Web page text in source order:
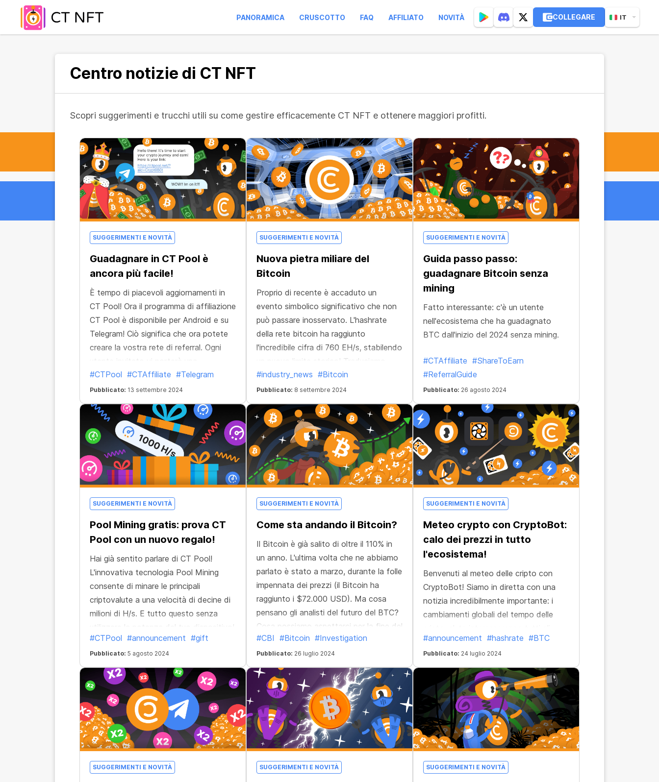
PANORAMICA CRUSCOTTO FAQ AFFILIATO NOVITÀ COLLEGARE IT
Centro notizie di CT NFT
Scopri suggerimenti e trucchi utili su come gestire efficacemente CT NFT e ottenere maggiori profitti.
SUGGERIMENTI E NOVITÀ
Guadagnare in CT Pool è
ancora più facile!
È tempo di piacevoli aggiornamenti in
CT Pool! Ora il programma di affiliazione
CT Pool è disponibile per Android e su
Telegram! Ciò significa che ora potete
creare la vostra rete di referral. Ogni
utente invitato vi porterà una
percentuale del suo reddito da mining. E
se anche loro inviteranno nuovi utenti,
anche voi riceverete la vostra
percentuale sul loro mining. Fino a 10
livelli di rete di referral! Pochi link ben
posizionati possono potenzialmente
espandere la vostra rete a migliaia di
utenti!
#CTPool #CTAffiliate #Telegram
Pubblicato: 13 settembre 2024
SUGGERIMENTI E NOVITÀ
Nuova pietra miliare del
Bitcoin
Proprio di recente è accaduto un
evento simbolico significativo che non
può passare inosservato. L'hashrate
della rete bitcoin ha raggiunto
l'incredibile cifra di 760 EH/s, stabilendo
un nuovo limite storico! Traduciamo
questo numero in H/s familiari
#industry_news #Bitcoin
Pubblicato: 8 settembre 2024
SUGGERIMENTI E NOVITÀ
Guida passo passo:
guadagnare Bitcoin senza
mining
Fatto interessante: c'è un utente
nell'ecosistema che ha guadagnato
BTC dall'inizio del 2024 senza mining.
#CTAffiliate #ShareToEarn
#ReferralGuide
Pubblicato: 26 agosto 2024
SUGGERIMENTI E NOVITÀ
Pool Mining gratis: prova CT
Pool con un nuovo regalo!
Hai già sentito parlare di CT Pool!
L'innovativa tecnologia Pool Mining
consente di minare le principali
criptovalute a una velocità di decine di
milioni di H/s. E tutto questo senza
utilizzare la potenza del tuo dispositivo!
#CTPool #announcement #gift
Pubblicato: 5 agosto 2024
SUGGERIMENTI E NOVITÀ
Come sta andando il Bitcoin?
Il Bitcoin è già salito di oltre il 110% in
un anno. L'ultima volta che ne abbiamo
parlato è stato a marzo, durante la folle
impennata dei prezzi (il Bitcoin ha
raggiunto i $72.000 USD). Ma cosa
pensano gli analisti del futuro del BTC?
Cosa possiamo aspettarci per la fine del
2024?
#CBI #Bitcoin #Investigation
Pubblicato: 26 luglio 2024
SUGGERIMENTI E NOVITÀ
Meteo crypto con CryptoBot:
calo dei prezzi in tutto
l'ecosistema!
Benvenuti al meteo delle cripto con
CryptoBot! Siamo in diretta con una
notizia incredibilmente importante: i
cambiamenti globali del tempo delle
utenti dell'ecosistema!
#announcement #hashrate #BTC
Pubblicato: 24 luglio 2024
SUGGERIMENTI E NOVITÀ SUGGERIMENTI E NOVITÀ SUGGERIMENTI E NOVITÀ